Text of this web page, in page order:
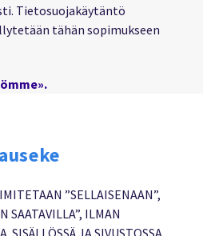
Tietosuojakäytäntö
tähän sopimukseen
”SELLAISENAAN”,
SAATAVILLA”, ILMAN
SISÄLLÖSSÄ JA SIVUSTOSSA